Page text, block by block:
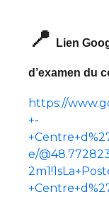
📍 Lien
d’examen du
https://
+-
e/